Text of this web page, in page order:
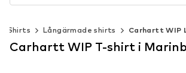
Shirts Långärmade shirts Carhartt WIP
Carhartt WIP T-shirt i